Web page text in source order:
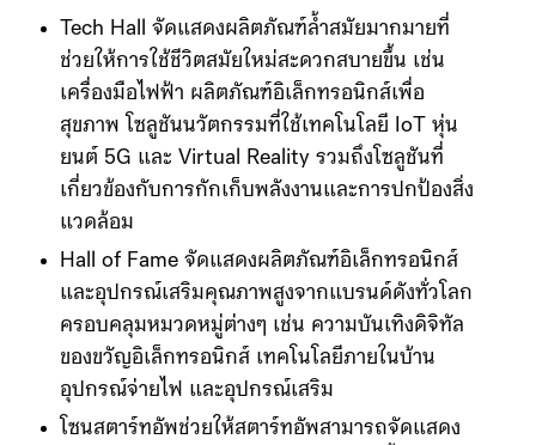
Tech Hall จัดแสดงผลิตภัณฑ์ล้ำสมัยมากมายที่
ช่วยให้การใช้ชีวิตสมัยใหม่สะดวกสบายขึ้น เช่น
เครื่องมือไฟฟ้า ผลิตภัณฑ์อิเล็กทรอนิกส์เพื่อ
สุขภาพ โซลูชันนวัตกรรมที่ใช้เทคโนโลยี IoT หุ่น
ยนต์ 5G และ Virtual Reality รวมถึงโซลูชันที่
เกี่ยวข้องกับการกักเก็บพลังงานและการปกป้องสิ่ง
แวดล้อม
Hall of Fame จัดแสดงผลิตภัณฑ์อิเล็กทรอนิกส์
และอุปกรณ์เสริมคุณภาพสูงจากแบรนด์ดังทั่วโลก
ครอบคลุมหมวดหมู่ต่างๆ เช่น ความบันเทิงดิจิทัล
ของขวัญอิเล็กทรอนิกส์ เทคโนโลยีภายในบ้าน
อุปกรณ์จ่ายไฟ และอุปกรณ์เสริม
โซนสตาร์ทอัพช่วยให้สตาร์ทอัพสามารถจัดแสดง